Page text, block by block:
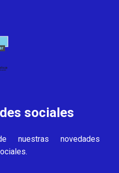
sociales
novedades